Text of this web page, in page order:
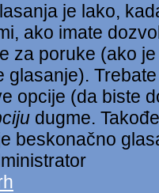
je lako,
ako imate
za poruke (ako
glasanje).
opcije (da biste
dugme.
beskonačno